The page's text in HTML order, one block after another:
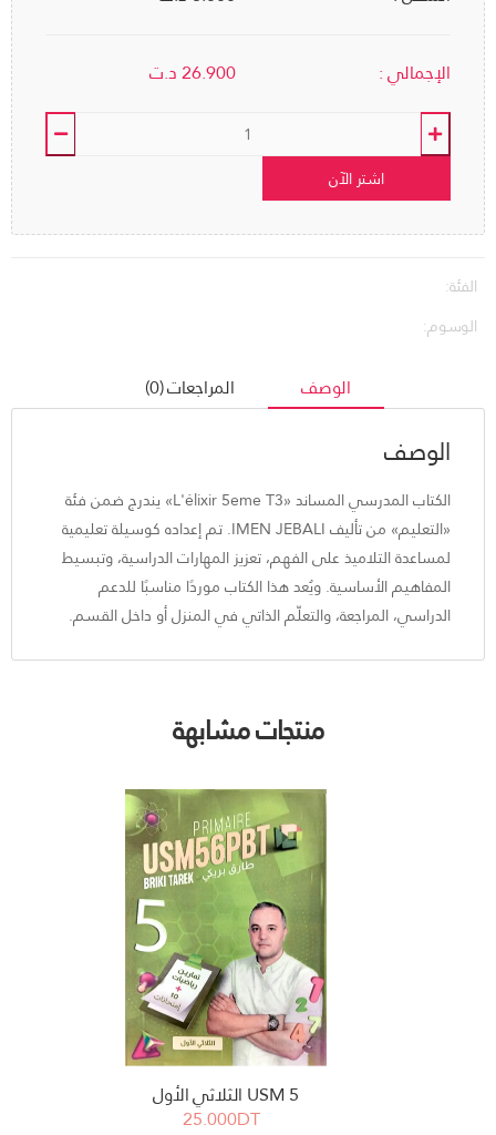
الإجمالي : 26.900د.ت
اشتر الآن
الفئة:
الوسوم:
الوصف المراجعات (0)
الوصف
الكتاب المدرسي المساند «L'élixir 5eme T3» يندرج ضمن فئة
«التعليم» من تأليف IMEN JEBALI. تم إعداده كوسيلة تعليمية
لمساعدة التلاميذ على الفهم، تعزيز المهارات الدراسية، وتبسيط
المفاهيم الأساسية. ويُعد هذا الكتاب موردًا مناسبًا للدعم
الدراسي، المراجعة، والتعلّم الذاتي في المنزل أو داخل القسم.
منتجات مشابهة
USM 5 الثلاثي الأول
25.000DT